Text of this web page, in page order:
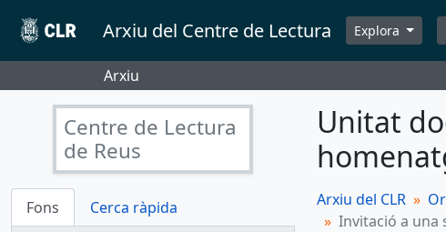
Skip to main content
Arxiu del Centre de Lectura Explora
Arxiu
Centre de Lectura
de Reus
Fons
Cerca ràpida
Unitat
Arxiu del CLR
Invitació a una